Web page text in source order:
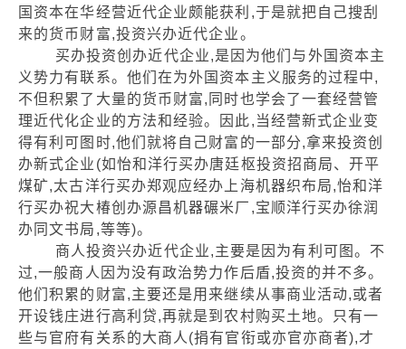
国资本在华经营近代企业颇能获利,于是就把自己搜刮
来的货币财富,投资兴办近代企业。
买办投资创办近代企业,是因为他们与外国资本主
义势力有联系。他们在为外国资本主义服务的过程中,
不但积累了大量的货币财富,同时也学会了一套经营管
理近代化企业的方法和经验。因此,当经营新式企业变
得有利可图时,他们就将自己财富的一部分,拿来投资创
办新式企业(如怡和洋行买办唐廷枢投资招商局、开平
煤矿,太古洋行买办郑观应经办上海机器织布局,怡和洋
行买办祝大椿创办源昌机器碾米厂,宝顺洋行买办徐润
办同文书局,等等)。
商人投资兴办近代企业,主要是因为有利可图。不
过,一般商人因为没有政治势力作后盾,投资的并不多。
他们积累的财富,主要还是用来继续从事商业活动,或者
开设钱庄进行高利贷,再就是到农村购买土地。只有一
些与官府有关系的大商人(捐有官衔或亦官亦商者),才